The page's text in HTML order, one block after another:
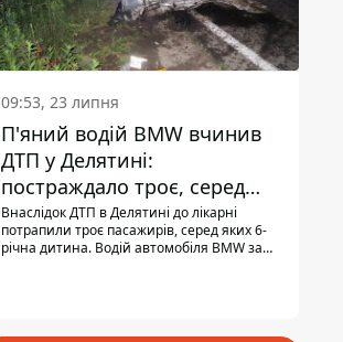
09:53, 23 липня
П'яний водій BMW вчинив
ДТП у Делятині:
постраждало троє, серед
них - дитина
Внаслідок ДТП в Делятині до лікарні
потрапили троє пасажирів, серед яких 6-
річна дитина. Водій автомобіля BMW за